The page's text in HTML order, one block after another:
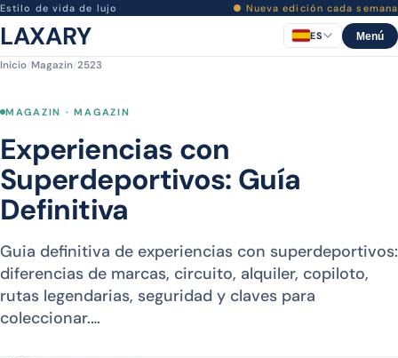
Estilo de vida de lujo ● Nueva edición cada semana
LAXARY ES Menú
Inicio/Magazin/2523
MAGAZIN · MAGAZIN
Experiencias con
Superdeportivos: Guía
Definitiva
Guia definitiva de experiencias con superdeportivos:
diferencias de marcas, circuito, alquiler, copiloto,
rutas legendarias, seguridad y claves para
coleccionar.…